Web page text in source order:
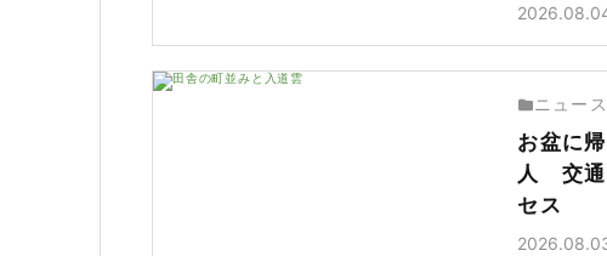
ニュース
お盆に
人 交通
セス